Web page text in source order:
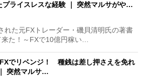
プライスレスな経験 ｜ 突然マルサがや…
た元FXトレーダー・磯貝清明氏の著書
来た！～FXで10億円稼い…
FXでリベンジ！ 種銭は差し押さえを免れ
突然マルサ…